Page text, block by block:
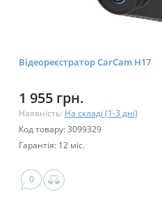
Відеореєстратор CarCam H17
1 955 грн.
Наявність: На складі (1-3 дні)
Код товару: 3099329
Гарантія: 12 міс.
0